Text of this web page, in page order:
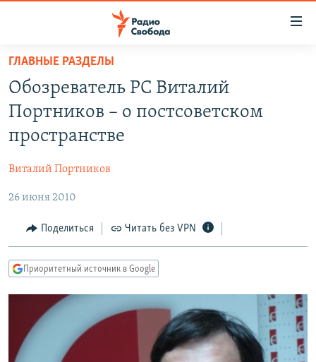
упрощенного
доступа
Вернуться
основному
Вернутся
навигации
Вернутся
поиску
ПРОГРАММЫ
ПОДКАСТЫ
АВТОРСКИЕ ПРОЕКТЫ
МНЕНИЯ
КУЛЬТУРА
IDEL.РЕАЛИИ
СЕВЕР.РЕАЛИИ
СИБИРЬ.РЕАЛИИ
РАСПИСАНИЕ ВЕЩАНИЯ
ПОДПИШИТЕСЬ НА РАССЫЛКУ
ГЛАВНЫЕ РАЗДЕЛЫ
Обозреватель РС Виталий
Портников – о постсоветском
пространстве
Виталий Портников
26 июня 2010
Поделиться Читать без VPN
Приоритетный источник в Google